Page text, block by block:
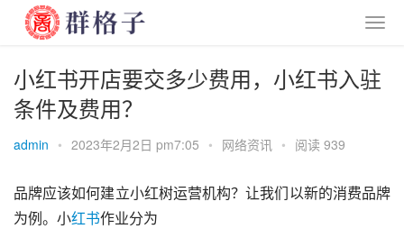
小红书开店要交多少费用，小红书入驻
条件及费用？
admin • 2023年2月2日 pm7:05 • 网络资讯 • 阅读 939
品牌应该如何建立小红树运营机构？让我们以新的消费品牌
为例。 小红书作业分为